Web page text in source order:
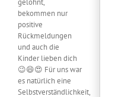
bekommen nur
positive
Rückmeldungen
und auch die
Kinder lieben dich
😉😄😍 Für uns war
es natürlich eine
Selbstverständlichkeit,